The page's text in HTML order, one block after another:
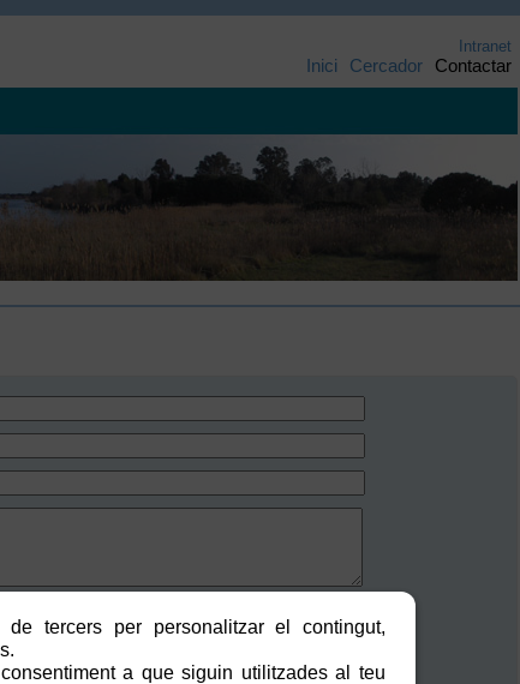
Intranet
Inici Cercador Contactar
tercers per personalitzar el contingut,
a que siguin utilitzades al teu